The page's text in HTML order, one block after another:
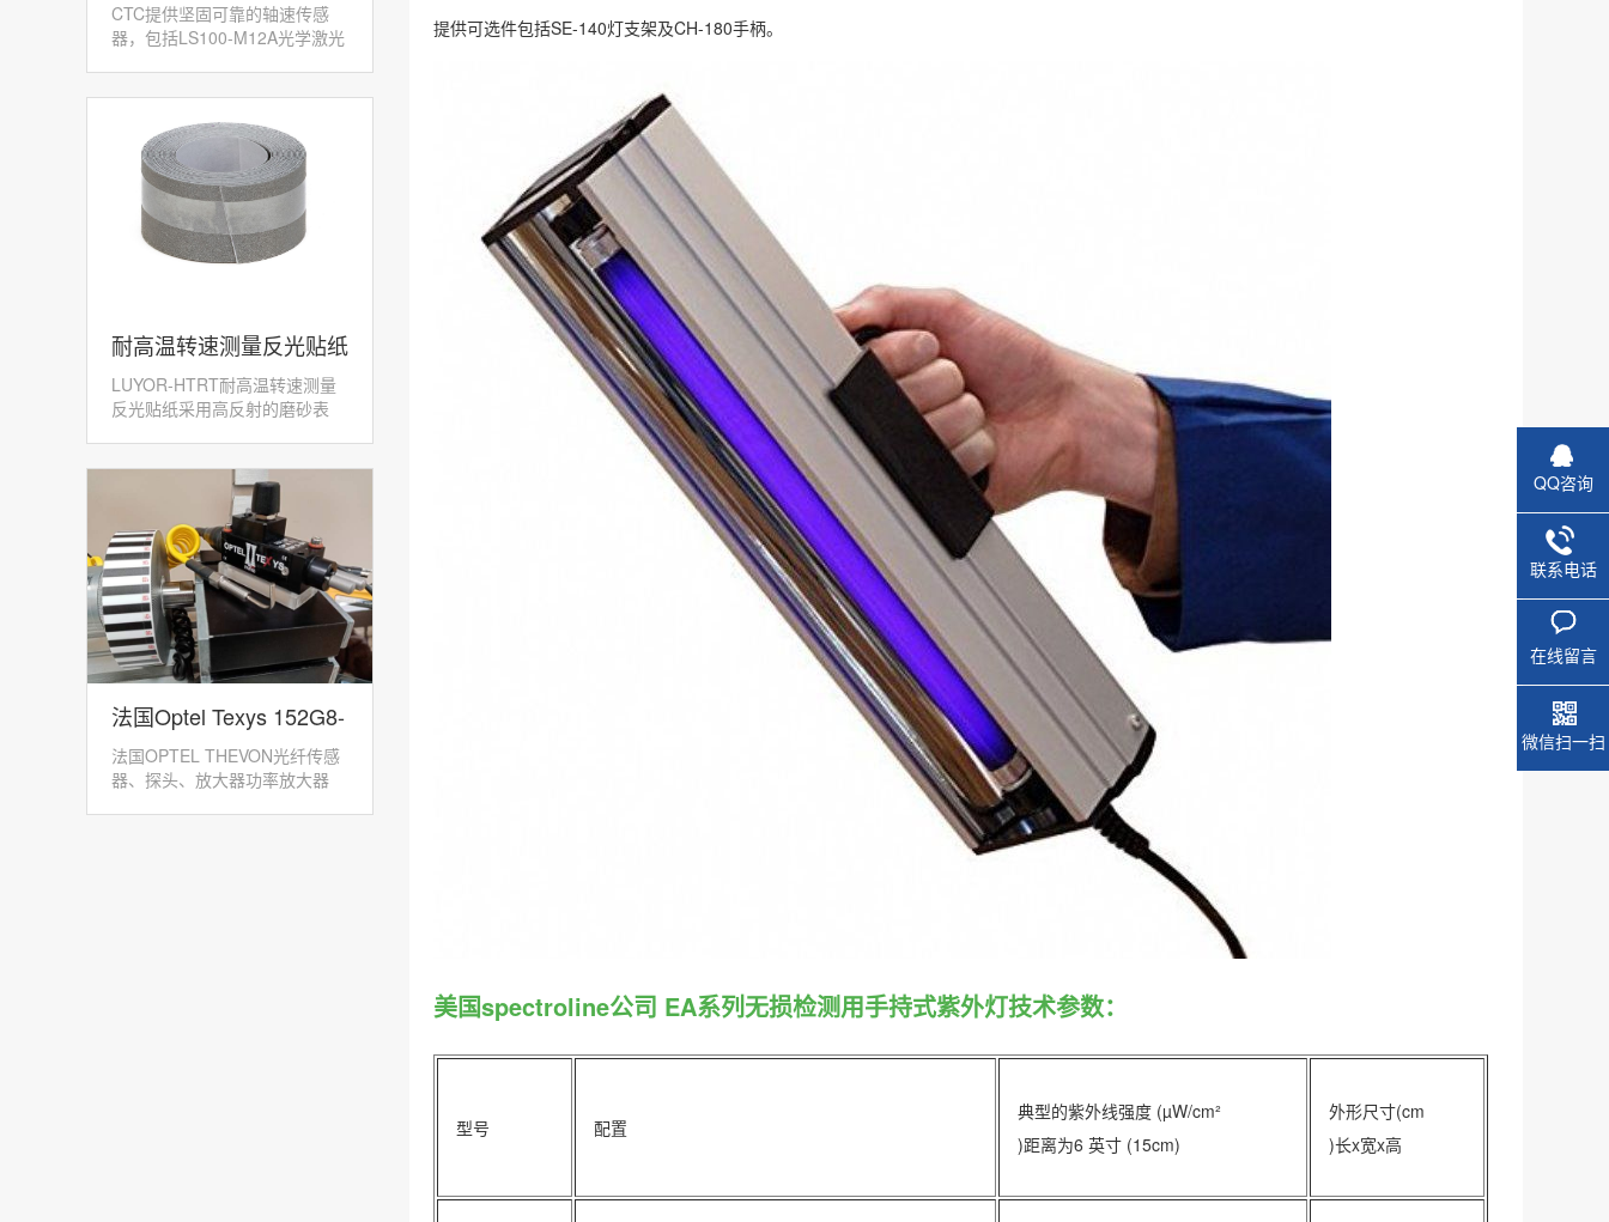
激光转速传感器
CTC提供坚固可靠的轴速传感
器，包括LS100-M12A光学激光
​耐高温转速测量反光贴纸
LUYOR-HTRT
LUYOR-HTRT耐高温转速测量
反光贴纸采用高反射的磨砂表
法国Optel Texys 152G8-
GPK-12光纤转速传感器
法国OPTEL THEVON光纤传感
器、探头、放大器功率放大器
提供可选件包括SE-140灯支架及CH-180手柄。
美国spectroline公司 EA系列无损检测用手持式紫外灯技术参数：
型号 配置
典型的紫外线强度 (µW/cm²
)距离为6 英寸 (15cm)
外形尺寸(cm
)长x宽x高
QQ咨询
联系电话
在线留言
微信扫一扫